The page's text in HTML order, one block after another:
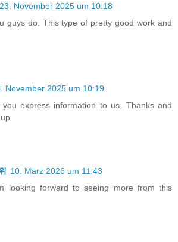
23. November 2025 um 10:18
guys do. This type of pretty good work and
November 2025 um 10:19
express information to us. Thanks and
10. März 2026 um 11:43
looking forward to seeing more from this